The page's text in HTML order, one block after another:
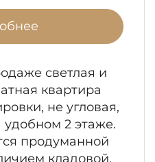
светлая и
квартира
не угловая,
2 этаже.
продуманной
кладовой,